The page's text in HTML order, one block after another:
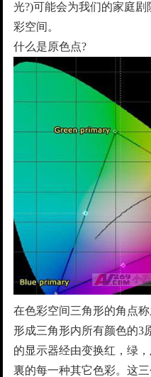
光?)可能会为我们的家庭
彩空间。
什么是原色点?
在色彩空间三角形的角点
形成三角形内所有颜色的3
的显示器经由变换红，绿
裏的每一种其它色彩。这